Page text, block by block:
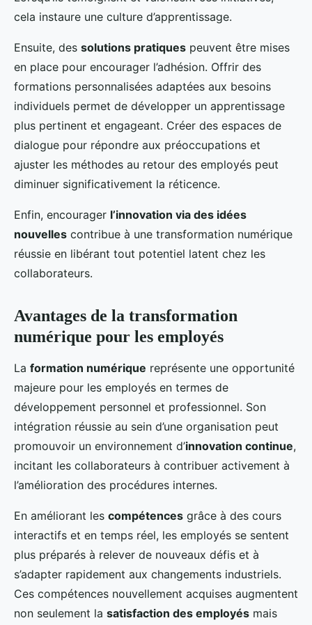
cela instaure une culture d’apprentissage.
Ensuite, des solutions pratiques peuvent être mises
en place pour encourager l’adhésion. Offrir des
formations personnalisées adaptées aux besoins
individuels permet de développer un apprentissage
plus pertinent et engageant. Créer des espaces de
dialogue pour répondre aux préoccupations et
ajuster les méthodes au retour des employés peut
diminuer significativement la réticence.
Enfin, encourager l’innovation via des idées
nouvelles contribue à une transformation numérique
réussie en libérant tout potentiel latent chez les
collaborateurs.
Avantages de la transformation
numérique pour les employés
La formation numérique représente une opportunité
majeure pour les employés en termes de
développement personnel et professionnel. Son
intégration réussie au sein d’une organisation peut
promouvoir un environnement d’innovation continue,
incitant les collaborateurs à contribuer activement à
l’amélioration des procédures internes.
En améliorant les compétences grâce à des cours
interactifs et en temps réel, les employés se sentent
plus préparés à relever de nouveaux défis et à
s’adapter rapidement aux changements industriels.
Ces compétences nouvellement acquises augmentent
non seulement la satisfaction des employés mais